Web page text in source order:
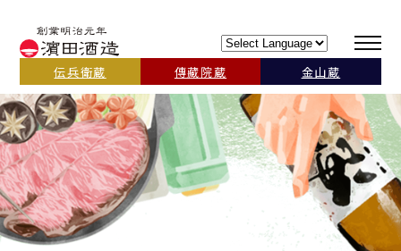
伝兵衛蔵 傳藏院蔵 金山蔵